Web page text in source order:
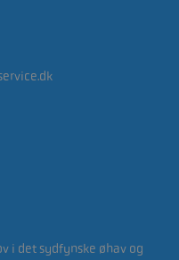
i det sydfynske øhav og